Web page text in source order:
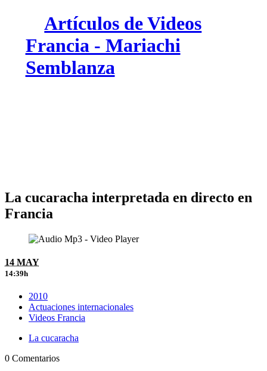
Artículos de Videos
Francia - Mariachi
Semblanza
La cucaracha interpretada en directo en
Francia
14 MAY
14:39h
2010
Actuaciones internacionales
Videos Francia
La cucaracha
0 Comentarios